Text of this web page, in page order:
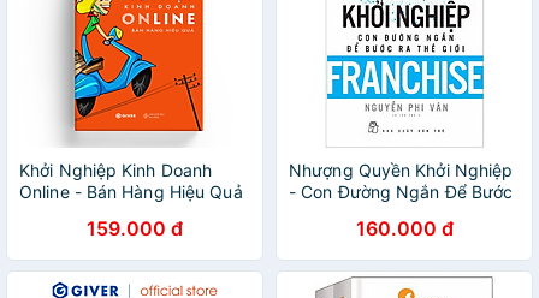
Khởi Nghiệp Kinh Doanh
Online - Bán Hàng Hiệu Quả
159.000 đ
Nhượng Quyền Khởi Nghiệp
- Con Đường Ngắn Để Bước
Vân dịch - (bìa mềm)
160.000 đ